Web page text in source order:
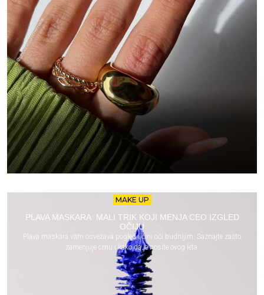
MAKE UP
PLAVA MASKARA: MALI TRIK KOJI MENJA CEO IZGLED
OČIJU
Plava maskara vam osvežava pogled i čini oči budnijim. Saznajte zašto
zamenjuje crnu i kako da je nosite ovog leta.